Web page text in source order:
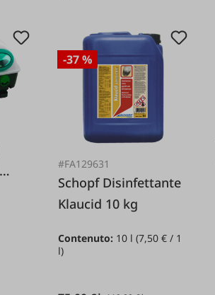
-37 %
#FA129631
Schopf Disinfettante
Klaucid 10 kg
Contenuto: 10 l(7,50 € / 1
l)